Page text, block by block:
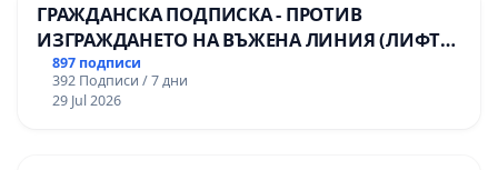
ГРАЖДАНСКА ПОДПИСКА - ПРОТИВ
ИЗГРАЖДАНЕТО НА ВЪЖЕНА ЛИНИЯ (ЛИФТ)
НА ТЕРИТОРИЯТА НА ПРИРОДНА
ЗАБЕЛЕЖИТЕЛНОСТ „ХЪЛМ НА
ОСВОБОДИТЕЛИТЕ“ (БУНАРДЖИК)
897 подписи
392 Подписи / 7 дни
29 Jul 2026